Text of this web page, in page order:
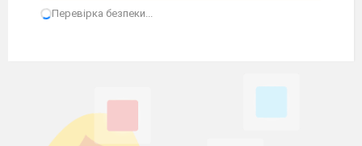
Перевірка безпеки...